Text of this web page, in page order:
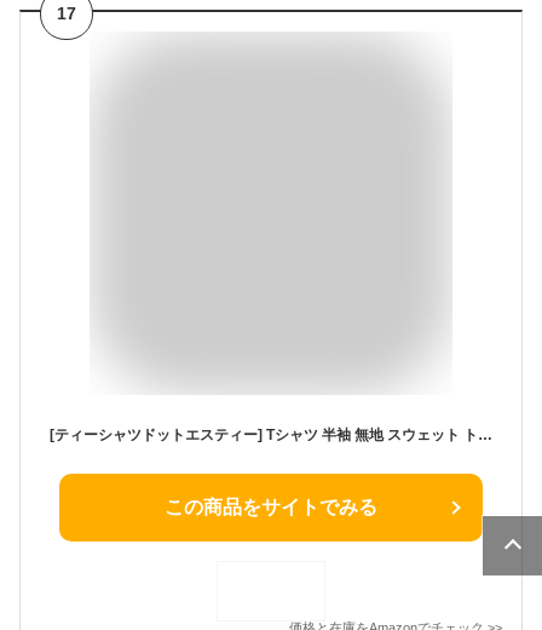
17
[ティーシャツドットエスティー] Tシャツ 半袖 無地 スウェット トレーナー（裏パイル） 8.2oz メンズ ブラック S
この商品をサイトでみる